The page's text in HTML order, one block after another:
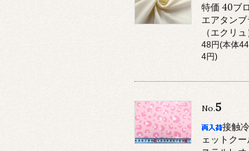
特価 40ブ
エアタンブ
（エクリュ
48円(本体
4円)
No.5
接触
ェットク